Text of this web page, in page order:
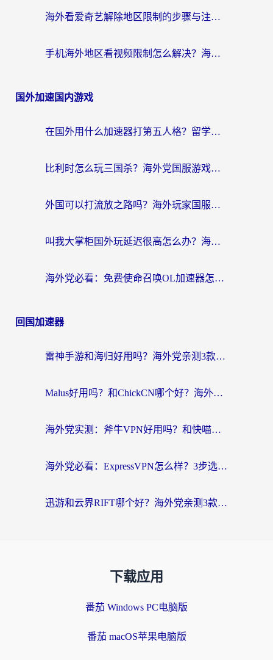
海外看爱奇艺解除地区限制的步骤与注意事项详解：留学生必看的无卡顿追剧指南
手机海外地区看视频限制怎么解决？海外党追剧看片的实用指南
国外加速国内游戏
在国外用什么加速器打第五人格？留学生亲测：这6个功能才是关键！
比利时怎么玩三国杀？海外党国服游戏加速器终极指南（附问道CODOL优化方案）
外国可以打流放之路吗？海外玩家国服游戏畅玩终极指南（附实测推荐）
叫我大掌柜国外玩延迟很高怎么办？海外党亲测的国服游戏加速全攻略
海外党必看：免费使命召唤OL加速器怎么选？3个国服游戏加速痛点一次性解决
回国加速器
雷神手游和海归好用吗？海外党亲测3款热门回国加速器+番茄加速器深度体验
Malus好用吗？和ChickCN哪个好？海外党亲测：选对回国加速器，追剧游戏不卡顿
海外党实测：斧牛VPN好用吗？和快喵VPN对比哪个回国效果更好？附3款热门加速器深度分析
海外党必看：ExpressVPN怎么样？3步选对回国加速器，无缝刷国内剧玩手游
迅游和云界RIFT哪个好？海外党亲测3款回国加速器，教你无缝刷国内剧玩游戏
下载应用
番茄 Windows PC电脑版
番茄 macOS苹果电脑版